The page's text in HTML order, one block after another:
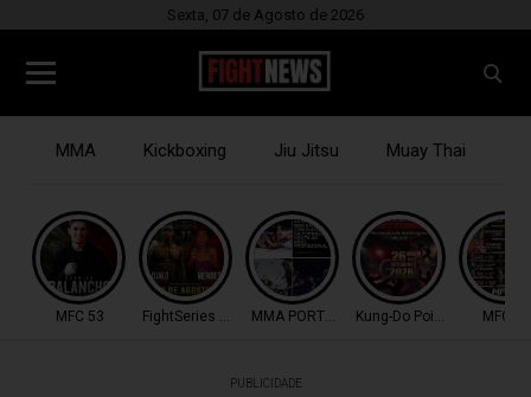
Sexta, 07 de Agosto de 2026
MMA Kickboxing Jiu Jitsu Muay Thai
MFC 53 FightSeries 11 MMA PORTUGALKung-Do Point CombatMFC 53
PUBLICIDADE